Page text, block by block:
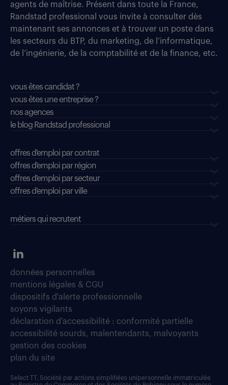
agents de maîtrise. Présent dans toute la France,
Randstad professional vous invite à consulter dès
maintenant ses annonces et à trouver un poste dans
les secteurs du BTP, du marketing, de l’informatique,
de l’ingénierie, de la comptabilité et de la finance, etc.
vous êtes candidat ?
vous êtes une entreprise ?
nos agences
le blog Randstad professional
offres d'emploi par contrat
offres d'emploi par région
offres d'emploi par secteur
offres d’emploi par ville
métiers qui recrutent
données personnelles
mentions légales & CGU
dispositifs d'alerte professionnelle
soyons vigilants
déclaration d'accessibilité : conformité partielle
accessibilité sourds, malentendants, malvoyants
gestion des cookies
plan du site
Select TT, Société par actions simplifiées unipersonnelle immatriculée